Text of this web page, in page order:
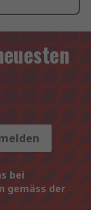
bei
gemäss der